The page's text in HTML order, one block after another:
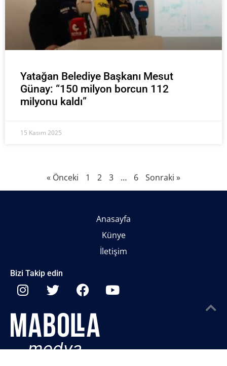
Yatağan Belediye Başkanı Mesut
Günay: “150 milyon borcun 112
milyonu kaldı”
15 Kasım 2025
« Önceki 1 2 3 … 6 Sonraki »
Anasayfa
Künye
İletişim
Bizi Takip edin